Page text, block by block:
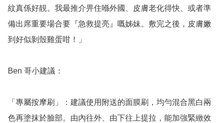
紋真係好靚。我最推介畀住喺外國、皮膚老化得快、或者準
備出席重要場合要『急救提亮』嘅姊妹。敷完之後，皮膚嫩
到好似剝殼雞蛋咁！」
Ben 哥小建議：
「專屬按摩刷」：建議使用附送的面膜刷，均勻混合黑白兩
色再塗抹於臉部。由內往外、由下往上提拉，能加強緊緻效